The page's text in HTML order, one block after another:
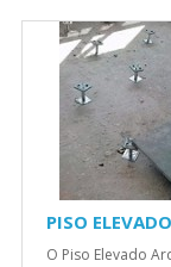
PISO
O Piso Elevado